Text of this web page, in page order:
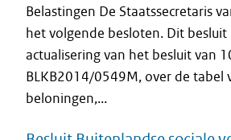
Belastingen De Staatssecretaris
het volgende besloten. Dit besluit
actualisering van het besluit van
BLKB2014/0549M, over de tabel
beloningen,...